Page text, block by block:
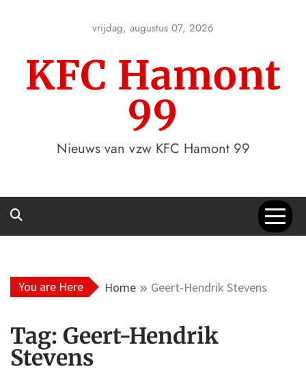
vrijdag, augustus 07, 2026
KFC Hamont
99
Nieuws van vzw KFC Hamont 99
You are Here Home Geert-Hendrik Stevens
Tag: Geert-Hendrik
Stevens